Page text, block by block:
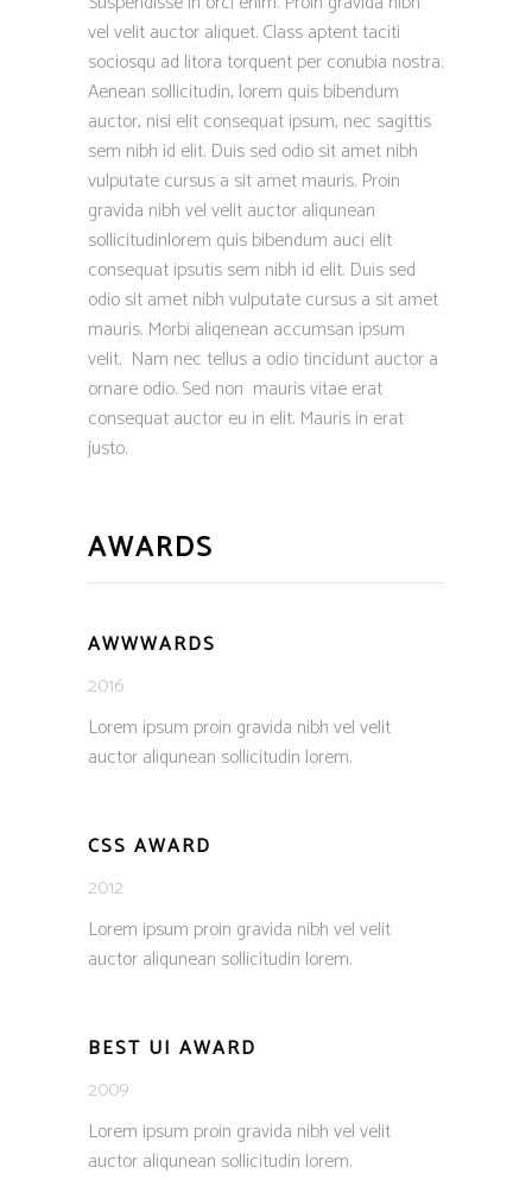
vel velit auctor aliquet. Class aptent taciti
sociosqu ad litora torquent per conubia nostra.
Aenean sollicitudin, lorem quis bibendum
auctor, nisi elit consequat ipsum, nec sagittis
sem nibh id elit. Duis sed odio sit amet nibh
vulputate cursus a sit amet mauris. Proin
gravida nibh vel velit auctor aliqunean
sollicitudinlorem quis bibendum auci elit
consequat ipsutis sem nibh id elit. Duis sed
odio sit amet nibh vulputate cursus a sit amet
mauris. Morbi aliqenean accumsan ipsum
velit. Nam nec tellus a odio tincidunt auctor a
ornare odio. Sed non mauris vitae erat
consequat auctor eu in elit. Mauris in erat
justo.
AWARDS
AWWWARDS
2016
Lorem ipsum proin gravida nibh vel velit
auctor aliqunean sollicitudin lorem.
CSS AWARD
2012
Lorem ipsum proin gravida nibh vel velit
auctor aliqunean sollicitudin lorem.
BEST UI AWARD
2009
Lorem ipsum proin gravida nibh vel velit
auctor aliqunean sollicitudin lorem.